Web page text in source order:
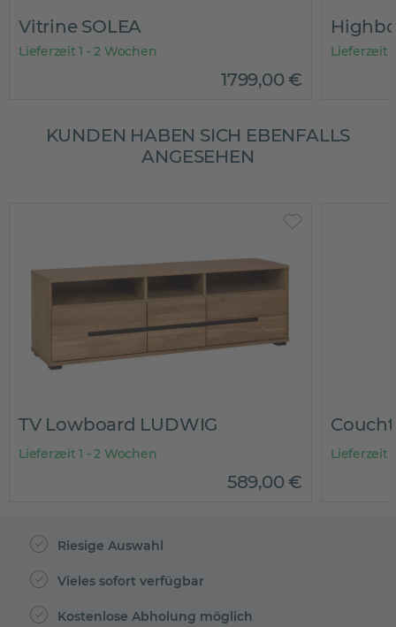
Vitrine SOLEA
Lieferzeit 1 - 2 Wochen
1799,00€
Lieferzeit
KUNDEN HABEN SICH EBENFALLS
ANGESEHEN
TV Lowboard LUDWIG
Lieferzeit 1 - 2 Wochen
589,00€
Lieferzeit
Riesige Auswahl
Vieles sofort verfügbar
Kostenlose Abholung möglich